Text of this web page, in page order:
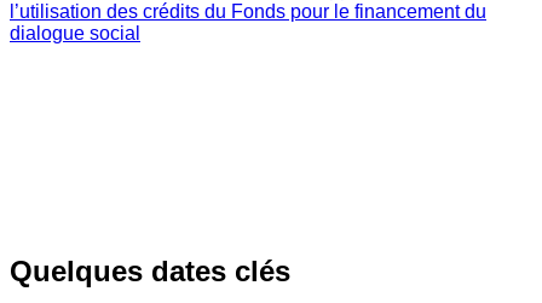
l’utilisation des crédits du Fonds pour le financement du
dialogue social
Quelques dates clés